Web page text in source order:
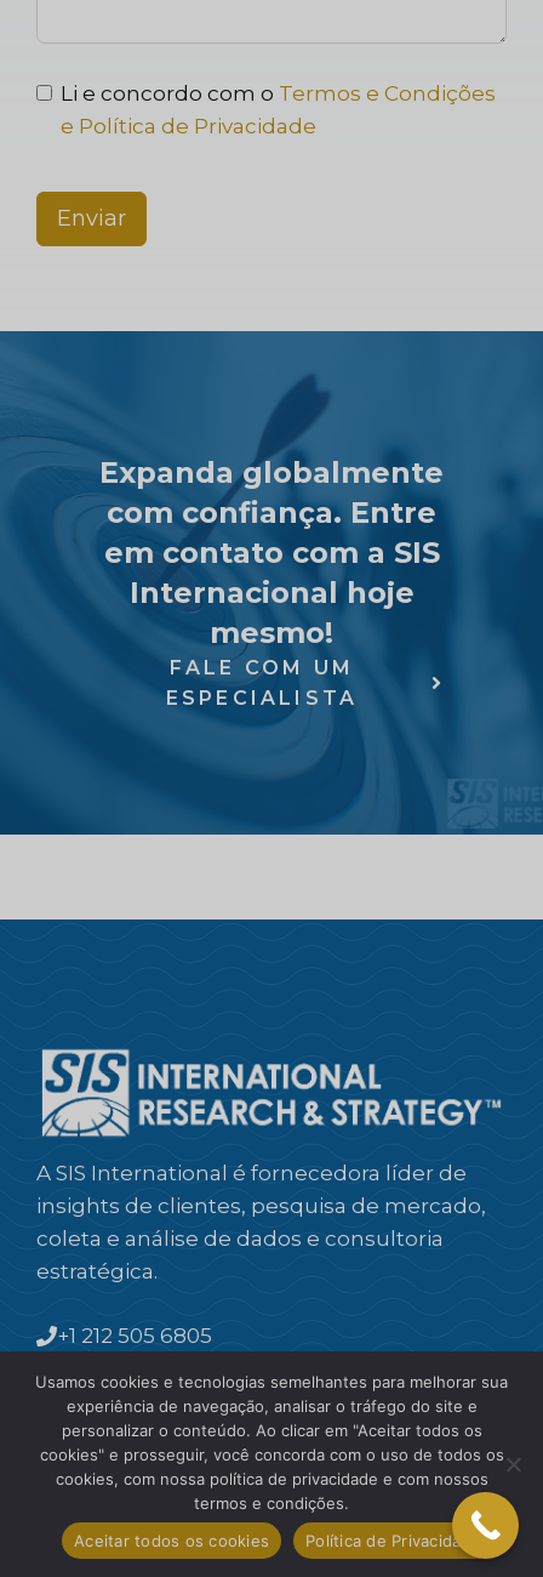
Li e concordo com o Termos e Condições
e Política de Privacidade
Enviar
Expanda globalmente
com confiança. Entre
em contato com a SIS
Internacional hoje
mesmo!
FALE COM UM
ESPECIALISTA
A SIS International é fornecedora líder de
insights de clientes, pesquisa de mercado,
coleta e análise de dados e consultoria
estratégica.
+1 212 505 6805
research2@sisinternational.com
Indústrias
Pesquisa de mercado B2B
Pesquisa de mercado do consumidor
Comida & Bebida
Usamos cookies e tecnologias semelhantes para melhorar sua
experiência de navegação, analisar o tráfego do site e
personalizar o conteúdo. Ao clicar em "Aceitar todos os
cookies" e prosseguir, você concorda com o uso de todos os
cookies, com nossa política de privacidade e com nossos
termos e condições.
Aceitar todos os cookies
Política de Privacidade